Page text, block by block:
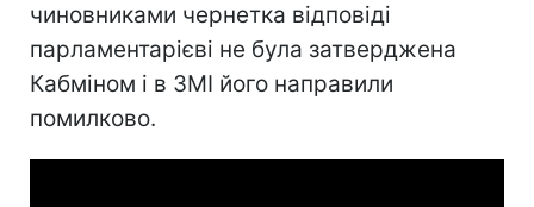
чиновниками чернетка відповіді
парламентарієві не була затверджена
Кабміном і в ЗМІ його направили
помилково.